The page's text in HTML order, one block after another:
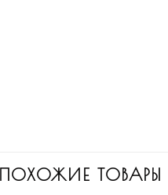
ПОХОЖИЕ ТОВАРЫ